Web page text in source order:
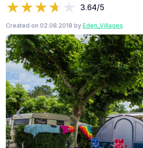
3.64/5
Created on 02.08.2018 by Eden_Villages